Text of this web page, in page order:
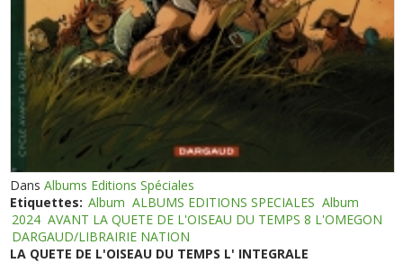
DansAlbums Editions Spéciales
Etiquettes: Album ALBUMS EDITIONS SPECIALES Album
2024 AVANT LA QUETE DE L'OISEAU DU TEMPS 8 L'OMEGON
DARGAUD/LIBRAIRIE NATION
LA QUETE DE L'OISEAU DU TEMPS L' INTEGRALE